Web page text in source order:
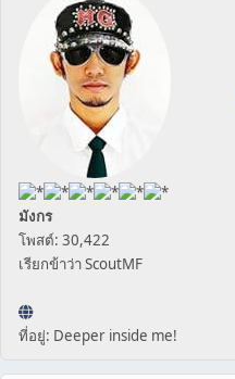
มังกร
โพสต์: 30,422
เรียกข้าว่า ScoutMF
ที่อยู่: Deeper inside me!